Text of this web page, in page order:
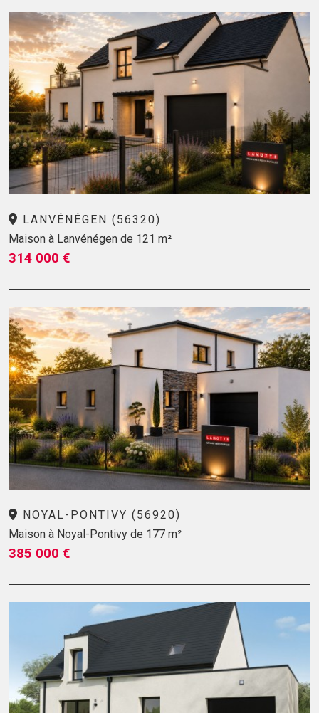
LANVÉNÉGEN (56320)
Maison à Lanvénégen de 121 m²
314 000 €
NOYAL-PONTIVY (56920)
Maison à Noyal-Pontivy de 177 m²
385 000 €